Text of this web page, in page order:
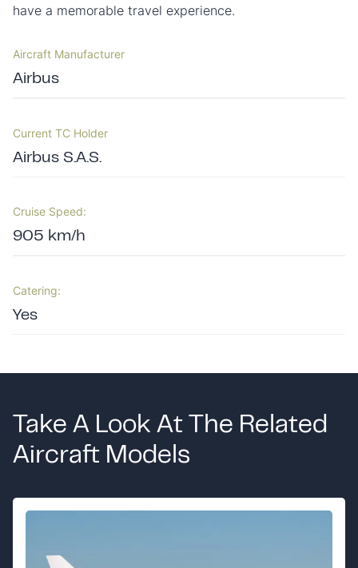
have a memorable travel experience.
Aircraft Manufacturer
Airbus
Current TC Holder
Airbus S.A.S.
Cruise Speed:
905 km/h
Catering:
Yes
Take A Look At The Related
Aircraft Models